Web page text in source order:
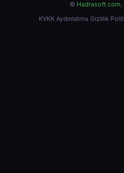
© Hadrasoft.com,
KVKK Aydınlatma·Gizlilik